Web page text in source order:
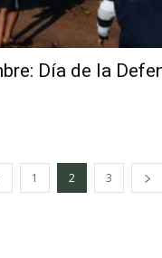
Día de la
1 2 3